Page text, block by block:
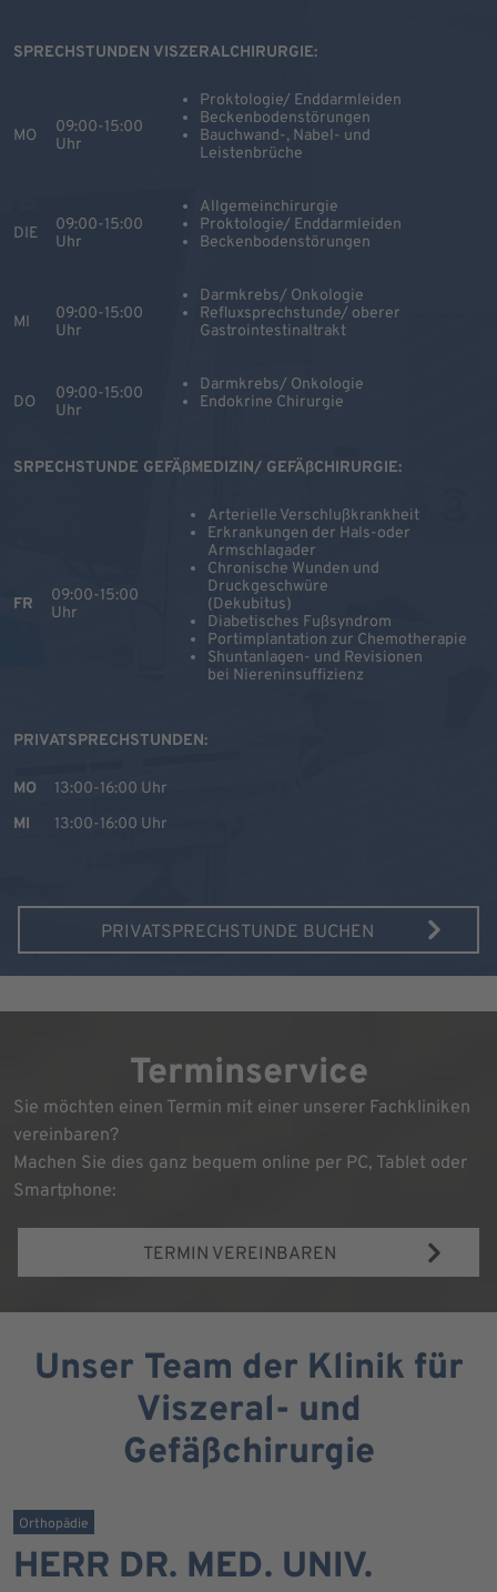
SPRECHSTUNDEN VISZERALCHIRURGIE:
MO
09:00-15:00
Uhr
Proktologie/ Enddarmleiden
Beckenbodenstörungen
Bauchwand-, Nabel- und
Leistenbrüche
DIE
09:00-15:00
Uhr
Allgemeinchirurgie
Proktologie/ Enddarmleiden
Beckenbodenstörungen
MI
09:00-15:00
Uhr
Darmkrebs/ Onkologie
Refluxsprechstunde/ oberer
Gastrointestinaltrakt
DO
09:00-15:00
Uhr
Darmkrebs/ Onkologie
Endokrine Chirurgie
SRPECHSTUNDE GEFÄßMEDIZIN/ GEFÄßCHIRURGIE:
FR
09:00-15:00
Uhr
Arterielle Verschlußkrankheit
Erkrankungen der Hals-oder
Armschlagader
Chronische Wunden und
Druckgeschwüre
(Dekubitus)
Diabetisches Fußsyndrom
Portimplantation zur Chemotherapie
Shuntanlagen- und Revisionen
bei Niereninsuffizienz
PRIVATSPRECHSTUNDEN:
MO
13:00-16:00 Uhr
MI
13:00-16:00 Uhr
PRIVATSPRECHSTUNDE BUCHEN
Terminservice
Sie möchten einen Termin mit einer unserer Fachkliniken
vereinbaren?
Machen Sie dies ganz bequem online per PC, Tablet oder
Smartphone:
TERMIN VEREINBAREN
Unser Team der Klinik für
Viszeral- und
Gefäßchirurgie
Orthopädie
HERR DR. MED. UNIV.